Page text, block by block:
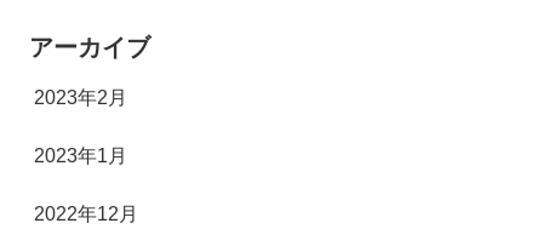
アーカイブ
2023年2月
2023年1月
2022年12月